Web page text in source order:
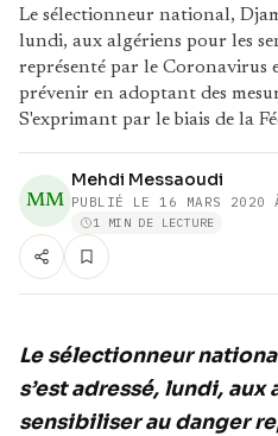
Le sélectionneur national,
lundi, aux algériens pour les
représenté par le Coronavirus
prévenir en adoptant des
S'exprimant par le biais de la
MM
Mehdi Messaoudi
PUBLIÉ LE 16 MARS 2020
1 MIN DE LECTURE
Le sélectionneur
s’est adressé, lundi,
sensibiliser au danger